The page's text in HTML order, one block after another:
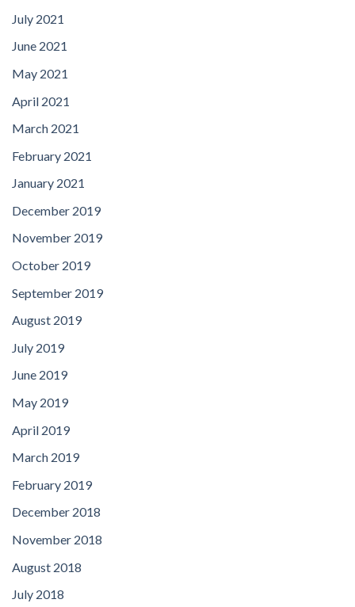
July 2021
June 2021
May 2021
April 2021
March 2021
February 2021
January 2021
December 2019
November 2019
October 2019
September 2019
August 2019
July 2019
June 2019
May 2019
April 2019
March 2019
February 2019
December 2018
November 2018
August 2018
July 2018